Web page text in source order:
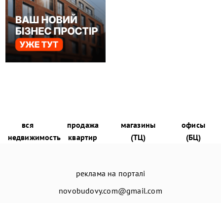
вся
недвижимость
продажа
квартир
магазины
(ТЦ)
офисы
(БЦ)
реклама на порталі
novobudovy.com@gmail.com